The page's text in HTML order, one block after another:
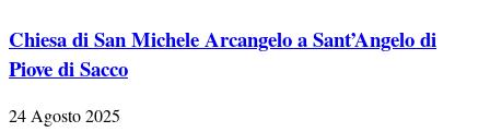
Chiesa di San Michele Arcangelo a Sant’Angelo di
Piove di Sacco
24 Agosto 2025